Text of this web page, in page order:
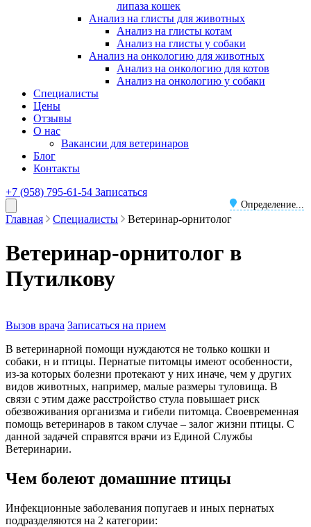
липаза кошек
Анализ на глисты для животных
Анализ на глисты котам
Анализ на глисты у собаки
Анализ на онкологию для животных
Анализ на онкологию для котов
Анализ на онкологию у собаки
Специалисты
Цены
Отзывы
О нас
Вакансии для ветеринаров
Блог
Контакты
+7 (958) 795-61-54
Определение...
Записаться
Главная Специалисты Ветеринар-орнитолог
Ветеринар-орнитолог в
Путилкову
Вызов врача Записаться на прием
В ветеринарной помощи нуждаются не только кошки и
собаки, н и птицы. Пернатые питомцы имеют особенности,
из-за которых болезни протекают у них иначе, чем у других
видов животных, например, малые размеры туловища. В
связи с этим даже расстройство стула повышает риск
обезвоживания организма и гибели питомца. Своевременная
помощь ветеринаров в таком случае – залог жизни птицы. С
данной задачей справятся врачи из Единой Службы
Ветеринарии.
Чем болеют домашние птицы
Инфекционные заболевания попугаев и иных пернатых
подразделяются на 2 категории: